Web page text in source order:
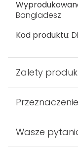
Bangladesz
Kod produktu:
Zalety
Przeznaczenie
Wasze